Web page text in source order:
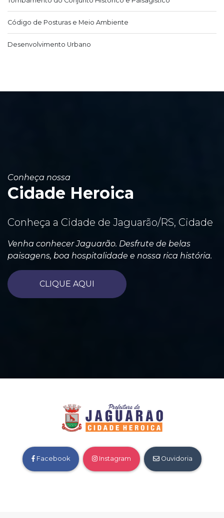
Código de Posturas e Meio Ambiente
Desenvolvimento Urbano
Conheça nossa
Cidade Heroica
Conheça a Cidade de Jaguarão/RS, Cidade
Venha conhecer Jaguarão. Desfrute de belas
paisagens, boa hospitalidade e nossa rica história.
CLIQUE AQUI
Facebook Instagram Ouvidoria